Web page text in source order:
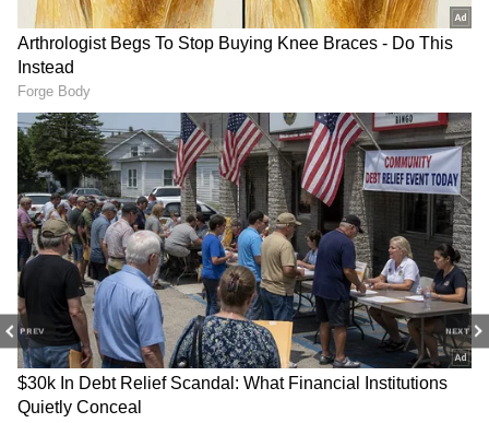
PREV NEXT
இந்துவோட நினைவு நாள் என்று
வருத்தப்படுகிறாள். சுடர் எனக்கும்
நாளைக்கு ஒரு முக்கியமான நாள் விசா
கிடைக்க போகும் நாள் என்று சொல்கிறாள்.
கனகவல்லி இந்துவுக்கு அப்புறமா நீ தான்
குழந்தைகளை நல்லா பார்த்துக்கிட்ட,
இப்போ நீயும் போய்ட்டா குழந்தைகள்
கஸ்டப்படுவாங்க என்று வருத்தப்படுகிறாள்,
இருந்தாலும் நீயும் இப்படியே இருக்க
முடியாதுல என்று சொல்லி மனசை தேற்றி
கொள்கிறாள்.
குழந்தைகள் பட்டாளத்துடன் யோகி பாபு